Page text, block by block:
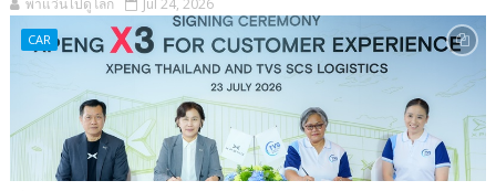
พาแว่นไปดูโลก Jul 24, 2026
CAR